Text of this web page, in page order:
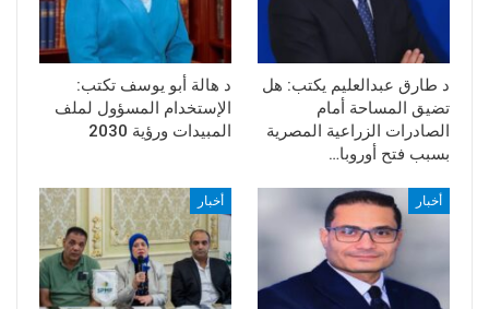
د طارق عبدالعليم يكتب: هل
تضيق المساحة أمام
الصادرات الزراعية المصرية
بسبب فتح أوروبا…
د هالة أبو يوسف تكتب:
الإستخدام المسؤول لملف
المبيدات ورؤية 2030
أخبار أخبار